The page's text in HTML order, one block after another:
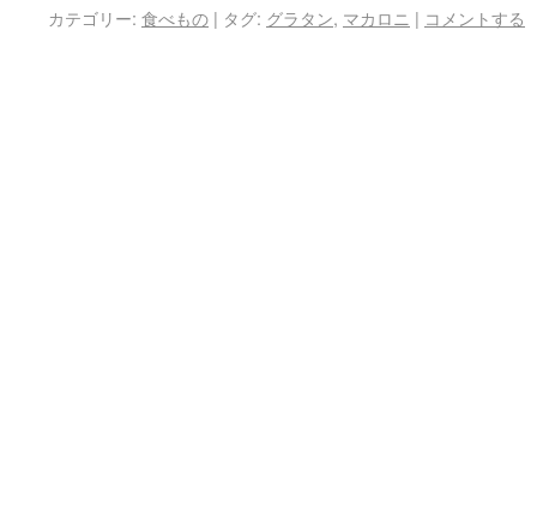
カテゴリー: 食べもの | タグ: グラタン, マカロニ | コメントする